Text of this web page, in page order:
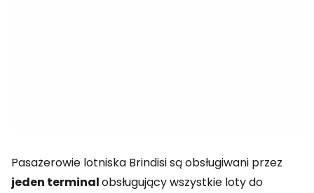
Pasażerowie lotniska Brindisi są obsługiwani przez
jeden terminalobsługujący wszystkie loty do